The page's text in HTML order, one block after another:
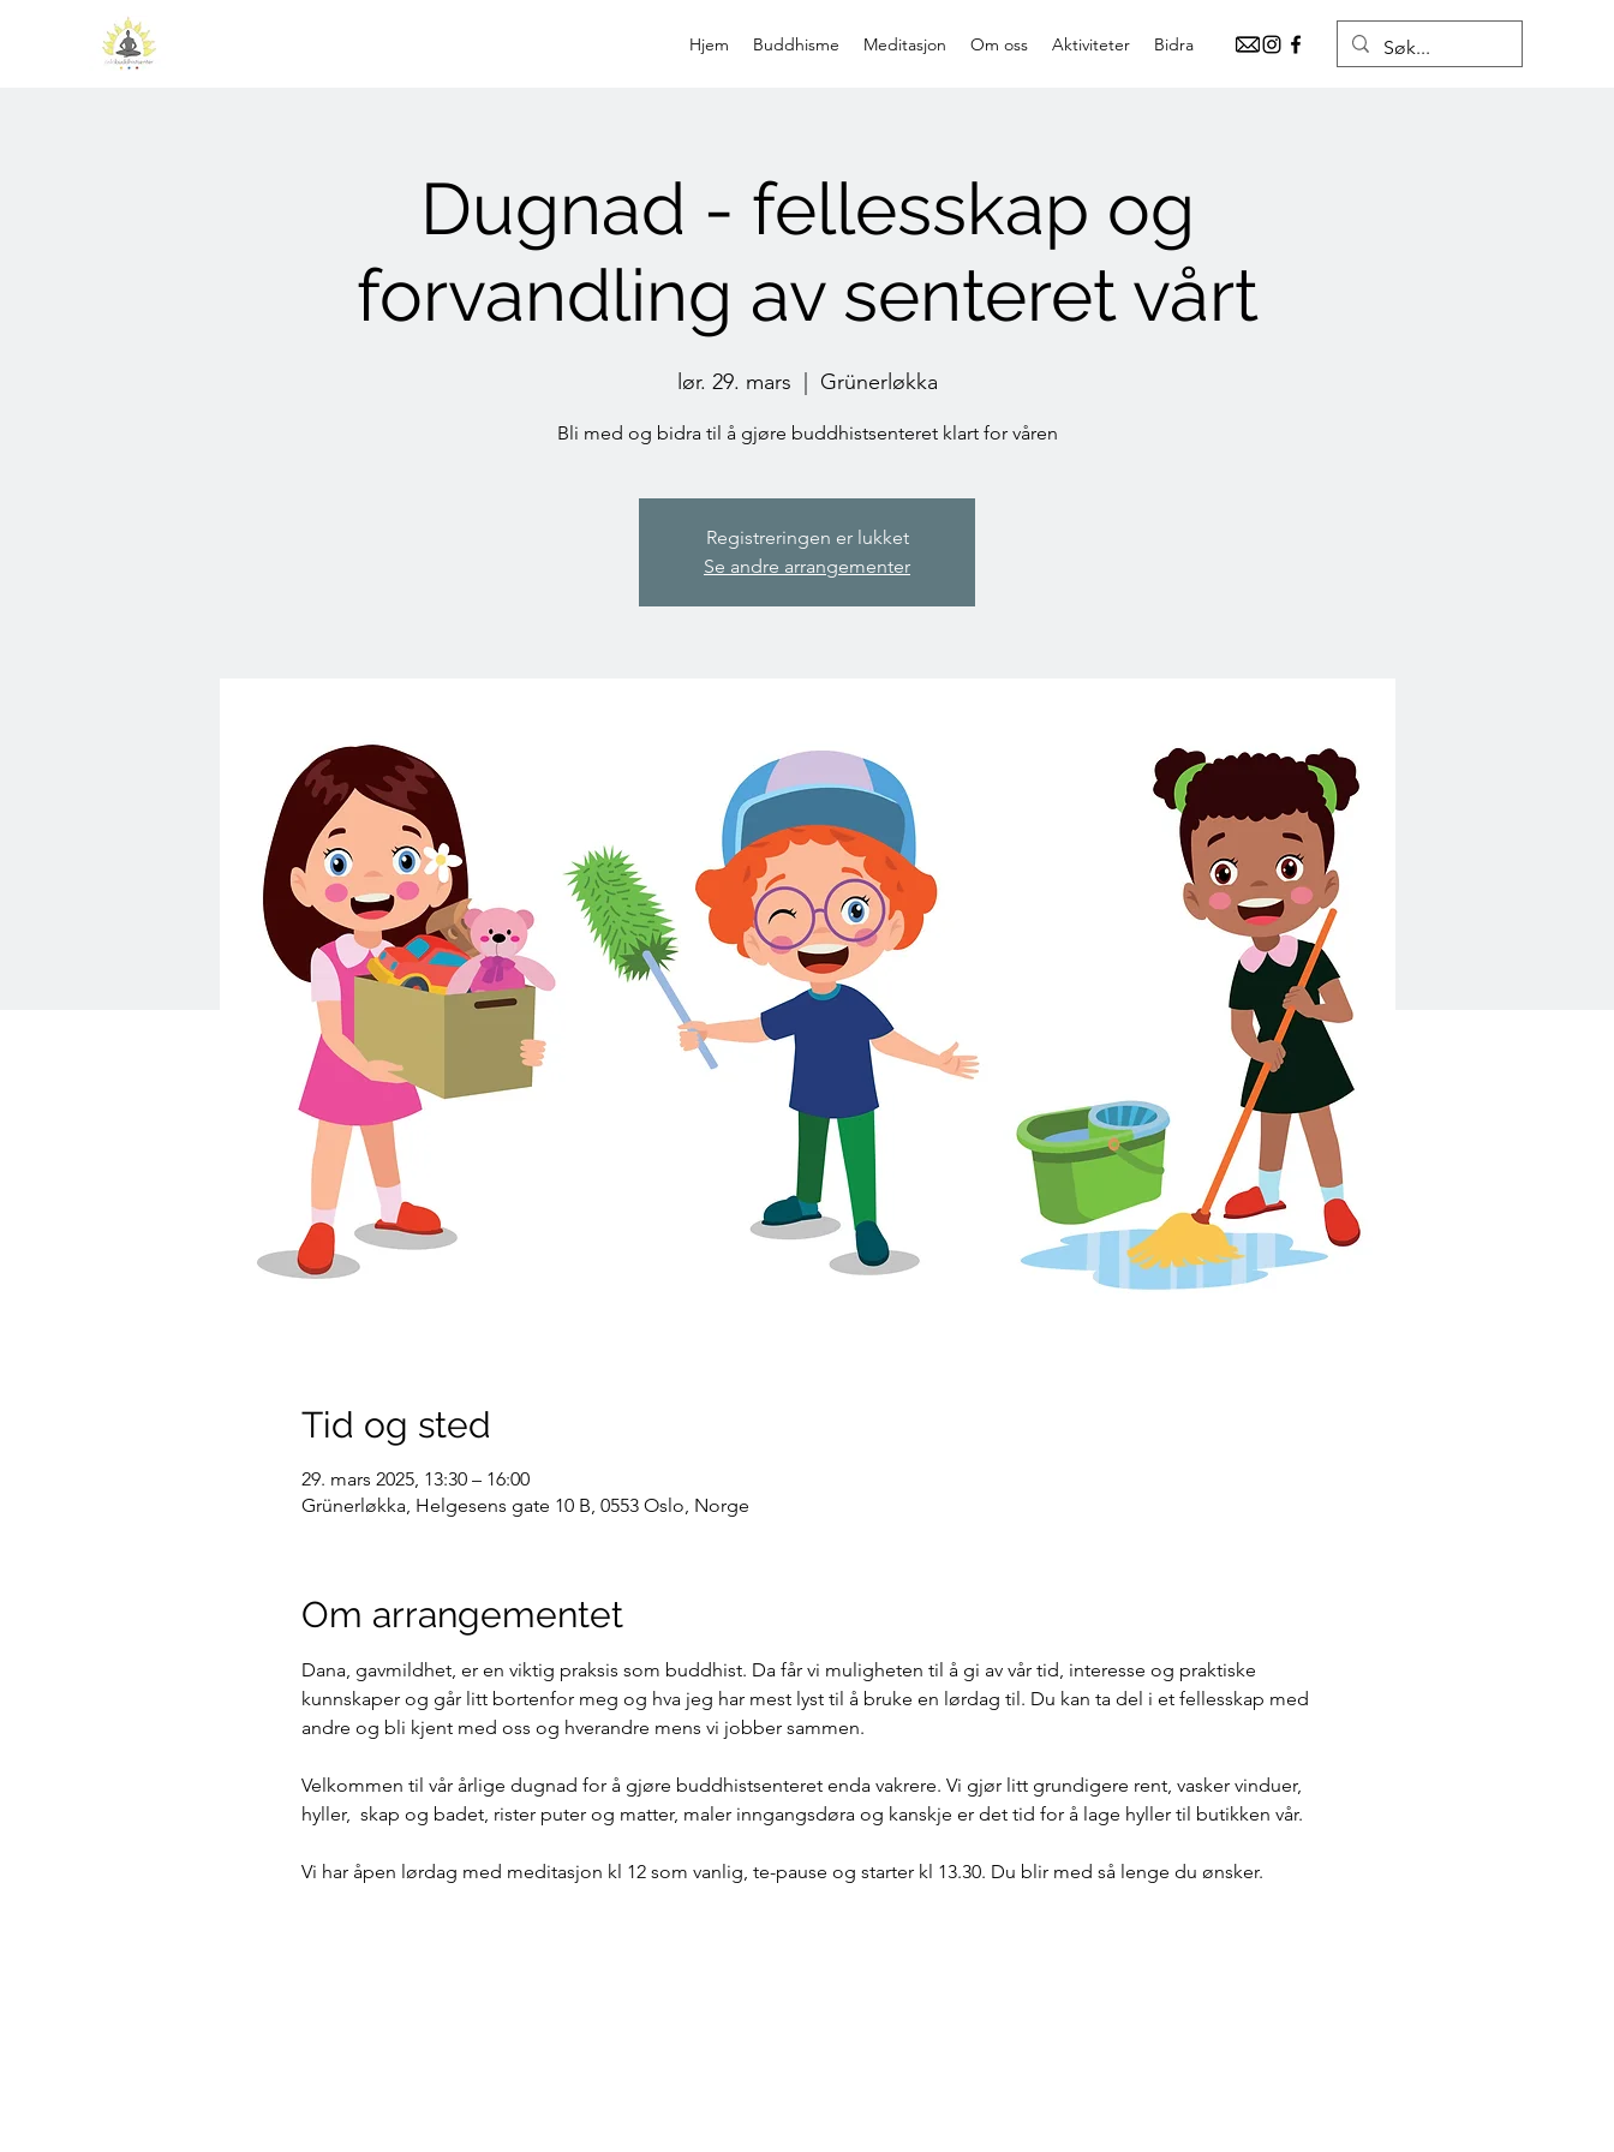
Hjem Buddhisme Meditasjon Om oss Aktiviteter Bidra
Dugnad - fellesskap og
forvandling av senteret vårt
lør. 29. mars Grünerløkka
Bli med og bidra til å gjøre buddhistsenteret klart for våren
Registreringen er lukket
Se andre arrangementer
Tid og sted
29. mars 2025, 13:30 – 16:00
Grünerløkka, Helgesens gate 10 B, 0553 Oslo, Norge
Om arrangementet
Dana, gavmildhet, er en viktig praksis som buddhist. Da får vi muligheten til å gi av vår tid, interesse og praktiske
kunnskaper og går litt bortenfor meg og hva jeg har mest lyst til å bruke en lørdag til. Du kan ta del i et fellesskap med
andre og bli kjent med oss og hverandre mens vi jobber sammen.
Velkommen til vår årlige dugnad for å gjøre buddhistsenteret enda vakrere. Vi gjør litt grundigere rent, vasker vinduer,
hyller,  skap og badet, rister puter og matter, maler inngangsdøra og kanskje er det tid for å lage hyller til butikken vår.
Vi har åpen lørdag med meditasjon kl 12 som vanlig, te-pause og starter kl 13.30. Du blir med så lenge du ønsker.